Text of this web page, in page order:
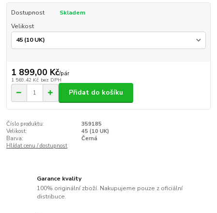
Dostupnost
Skladem
Velikost
1 899,00 Kč/pár
1 569,42 Kč bez DPH
Přidat do košíku
Číslo produktu:
359185
Velikost:
45 (10 UK)
Barva:
Černá
Hlídat cenu / dostupnost
Garance kvality
100% originální zboží. Nakupujeme pouze z oficiální
distribuce.